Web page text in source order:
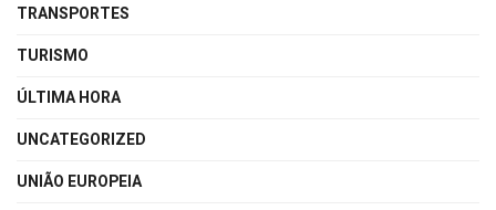
TRANSPORTES
TURISMO
ÚLTIMA HORA
UNCATEGORIZED
UNIÃO EUROPEIA